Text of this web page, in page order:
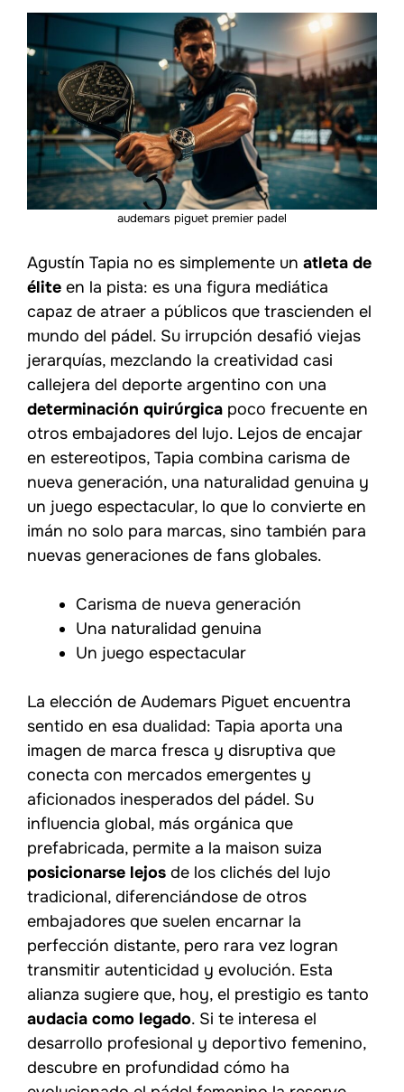
audemars piguet premier padel
Agustín Tapia no es simplemente un atleta de
élite en la pista: es una figura mediática
capaz de atraer a públicos que trascienden el
mundo del pádel. Su irrupción desafió viejas
jerarquías, mezclando la creatividad casi
callejera del deporte argentino con una
determinación quirúrgica poco frecuente en
otros embajadores del lujo. Lejos de encajar
en estereotipos, Tapia combina carisma de
nueva generación, una naturalidad genuina y
un juego espectacular, lo que lo convierte en
imán no solo para marcas, sino también para
nuevas generaciones de fans globales.
Carisma de nueva generación
Una naturalidad genuina
Un juego espectacular
La elección de Audemars Piguet encuentra
sentido en esa dualidad: Tapia aporta una
imagen de marca fresca y disruptiva que
conecta con mercados emergentes y
aficionados inesperados del pádel. Su
influencia global, más orgánica que
prefabricada, permite a la maison suiza
posicionarse lejos de los clichés del lujo
tradicional, diferenciándose de otros
embajadores que suelen encarnar la
perfección distante, pero rara vez logran
transmitir autenticidad y evolución. Esta
alianza sugiere que, hoy, el prestigio es tanto
audacia como legado. Si te interesa el
desarrollo profesional y deportivo femenino,
descubre en profundidad cómo ha